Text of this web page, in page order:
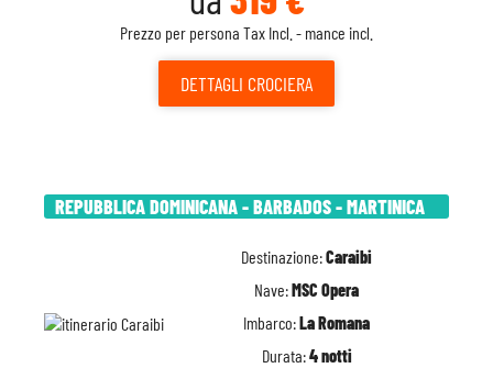
Prezzo per persona Tax Incl. - mance incl.
DETTAGLI CROCIERA
REPUBBLICA DOMINICANA - BARBADOS - MARTINICA
Destinazione:Caraibi
Nave:MSC Opera
Imbarco:La Romana
Durata:4 notti